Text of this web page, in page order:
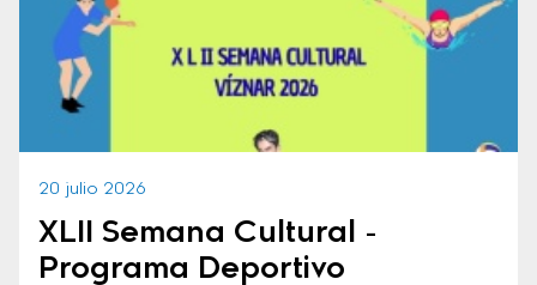
20 julio 2026
XLII Semana Cultural -
Programa Deportivo